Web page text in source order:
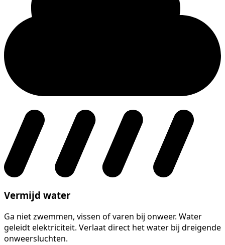
Vermijd water
Ga niet zwemmen, vissen of varen bij onweer. Water
geleidt elektriciteit. Verlaat direct het water bij dreigende
onweersluchten.